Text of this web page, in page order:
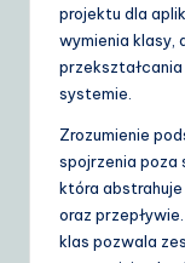
ai
ly
G
ui
d
projektu dla
wymienia klasy,
systemie.
Zrozumienie
spojrzenia poza
która abstrahuje
oraz
klas pozwala